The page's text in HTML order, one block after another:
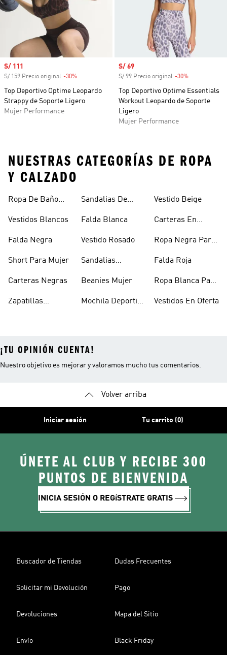
Precio de venta
S/ 111
S/ 159 Precio original -30%
Top Deportivo Optime Leopardo
Strappy de Soporte Ligero
Mujer Performance
Precio de venta
S/ 69
S/ 99 Precio original -30%
Top Deportivo Optime Essentials
Workout Leopardo de Soporte
Ligero
Mujer Performance
NUESTRAS CATEGORÍAS DE ROPA
Y CALZADO
Ropa De Baño
Vestidos Blancos
Falda Negra
Short Para Mujer
Carteras Negras
Zapatillas
Sandalias De
Mujer
Falda Blanca
Vestido Rosado
Sandalias
Beanies Mujer
Mochila Deportiva
Vestido Beige
Carteras En
Ropa Negra Para
Falda Roja
Ropa Blanca Para
Vestidos En Oferta
¡TU OPINIÓN CUENTA!
Nuestro objetivo es mejorar y valoramos mucho tus comentarios.
Volver arriba
Iniciar sesión Tu carrito (0)
ÚNETE AL CLUB Y RECIBE 300
PUNTOS DE BIENVENIDA
INICIA SESIÓN O REGíSTRATE GRATIS
Buscador de Tiendas Dudas Frecuentes
Solicitar mi Devolución Pago
Devoluciones Mapa del Sitio
Envío Black Friday